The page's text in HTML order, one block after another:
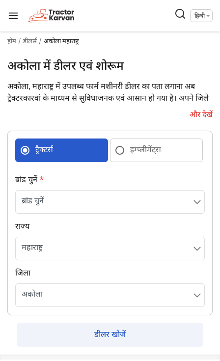
हिन्दी
होम डीलर्स अकोला महाराष्ट्र
अकोला में डीलर एवं शोरूम
अकोला, महाराष्ट्र में उपलब्ध फार्म मशीनरी डीलर का पता लगाना अब
ट्रैक्टरकारवां के माध्यम से सुविधाजनक एवं आसान हो गया है। अपने जिले
में उपलब्ध 8 फार्म मशीनरी डीलरों की डिटेल्स पूरे पते एवं संपर्क विवरण के
और देखें
ट्रैक्टर्स इम्प्लीमेंट्स
ब्रांड चुनें*
राज्य
जिला
डीलर खोजें